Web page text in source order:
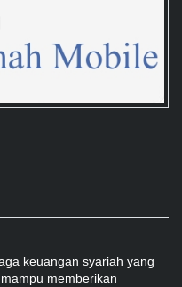
keuangan syariah yang
memberikan